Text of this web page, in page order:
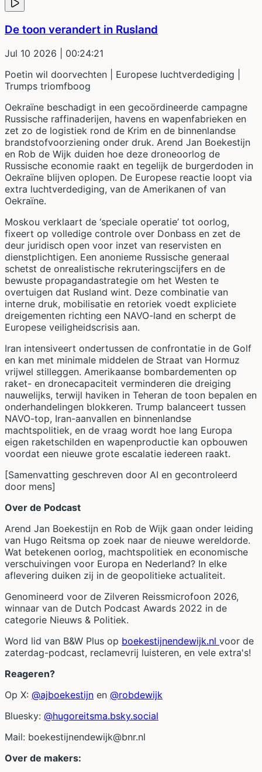
De toon verandert in Rusland
Jul 10 2026 | 00:24:21
Poetin wil doorvechten | Europese luchtverdediging |
Trumps triomfboog
Oekraïne beschadigt in een gecoördineerde campagne
Russische raffinaderijen, havens en wapenfabrieken en
zet zo de logistiek rond de Krim en de binnenlandse
brandstofvoorziening onder druk. Arend Jan Boekestijn
en Rob de Wijk duiden hoe deze droneoorlog de
Russische economie raakt en tegelijk de burgerdoden in
Oekraïne blijven oplopen. De Europese reactie loopt via
extra luchtverdediging, van de Amerikanen of van
Oekraïne.
Moskou verklaart de ‘speciale operatie’ tot oorlog,
fixeert op volledige controle over Donbass en zet de
deur juridisch open voor inzet van reservisten en
dienstplichtigen. Een anonieme Russische generaal
schetst de onrealistische rekruteringscijfers en de
bewuste propagandastrategie om het Westen te
overtuigen dat Rusland wint. Deze combinatie van
interne druk, mobilisatie en retoriek voedt expliciete
dreigementen richting een NAVO-land en scherpt de
Europese veiligheidscrisis aan.
Iran intensiveert ondertussen de confrontatie in de Golf
en kan met minimale middelen de Straat van Hormuz
vrijwel stilleggen. Amerikaanse bombardementen op
raket- en dronecapaciteit verminderen die dreiging
nauwelijks, terwijl haviken in Teheran de toon bepalen en
onderhandelingen blokkeren. Trump balanceert tussen
NAVO-top, Iran-aanvallen en binnenlandse
machtspolitiek, en de vraag wordt hoe lang Europa
eigen raketschilden en wapenproductie kan opbouwen
voordat een nieuwe grote escalatie iedereen raakt.
[Samenvatting geschreven door AI en gecontroleerd
door mens]
Over de Podcast
Arend Jan Boekestijn en Rob de Wijk gaan onder leiding
van Hugo Reitsma op zoek naar de nieuwe wereldorde.
Wat betekenen oorlog, machtspolitiek en economische
verschuivingen voor Europa en Nederland? In elke
aflevering duiken zij in de geopolitieke actualiteit.
Genomineerd voor de Zilveren Reissmicrofoon 2026,
winnaar van de Dutch Podcast Awards 2022 in de
categorie Nieuws & Politiek.
Word lid van B&W Plus op boekestijnendewijk.nl voor de
zaterdag-podcast, reclamevrij luisteren, en vele extra's!
Reageren?
Op X: @ajboekestijn en @robdewijk
Bluesky: @hugoreitsma.bsky.social
Mail: boekestijnendewijk@bnr.nl
Over de makers: